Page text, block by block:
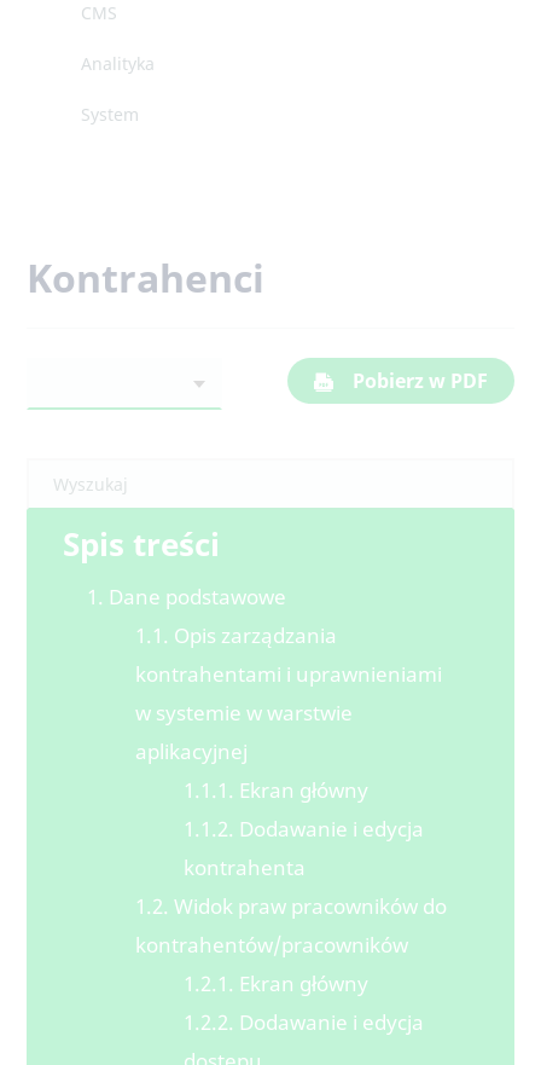
CMS
Analityka
System
Kontrahenci
Pobierz w PDF
Spis treści
1. Dane podstawowe
1.1. Opis zarządzania
kontrahentami i uprawnieniami
w systemie w warstwie
aplikacyjnej
1.1.1. Ekran główny
1.1.2. Dodawanie i edycja
kontrahenta
1.2. Widok praw pracowników do
kontrahentów/pracowników
1.2.1. Ekran główny
1.2.2. Dodawanie i edycja